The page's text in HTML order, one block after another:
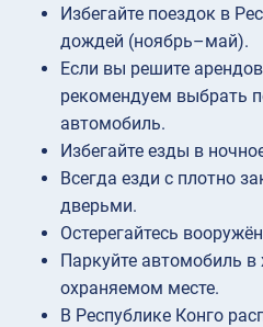
Избегайте поездок в
дождей (ноябрь–май).
Если вы решите
рекомендуем выбрать
автомобиль.
Избегайте езды в
Всегда езди с плотно
дверьми.
Остерегайтесь
Паркуйте автомобиль
охраняемом месте.
В Республике Конго